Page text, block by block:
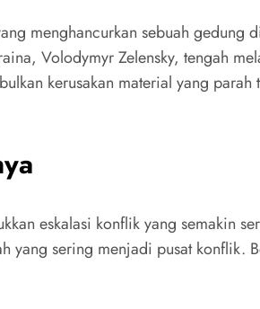
menghancurkan sebuah gedung
Volodymyr Zelensky, tengah
kerusakan material yang
eskalasi konflik yang semakin
yang sering menjadi pusat konflik.